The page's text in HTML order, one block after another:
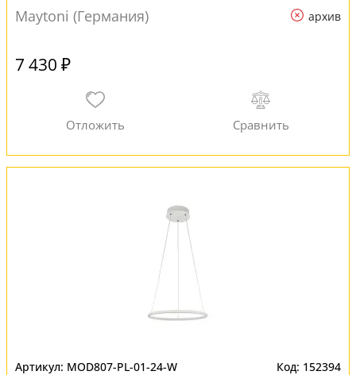
Maytoni (Германия)
архив
7 430 ₽
MOD807-PL-01-24-W 152394